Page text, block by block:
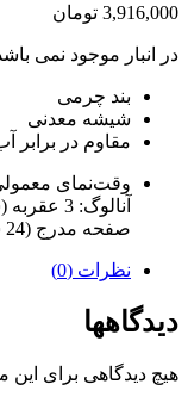
3,916,000 تومان
در انبار موجود نمی
بند چرمی
شیشه معدنی
مقاوم در برابر
وقت‌نمای
صفحه مدرج (24 ساعتی، تاریخ، روز)
نظرات (0)
دیدگاهها
هیچ دیدگاهی برای